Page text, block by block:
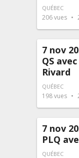
QUÉBEC
206vues
7 nov
QS
Rivard
QUÉBEC
198vues
7 nov
PLQ
QUÉBEC